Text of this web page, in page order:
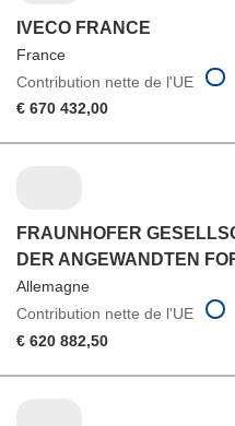
IVECO FRANCE
France
Contribution nette de l'UE
€ 670 432,00
FRAUNHOFER
DER ANGEWANDTEN
Allemagne
Contribution nette de l'UE
€ 620 882,50